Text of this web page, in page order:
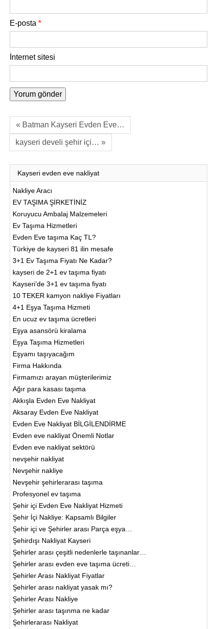
E-posta *
İnternet sitesi
« Batman Kayseri Evden Eve…
kayseri develi şehir içi… »
Kayseri evden eve nakliyat
Nakliye Aracı
EV TAŞIMA ŞİRKETİNİZ
Koruyucu Ambalaj Malzemeleri
Ev Taşıma Hizmetleri
Evden Eve taşıma Kaç TL?
Türkiye de kayseri 81 ilin mesafe
3+1 Ev Taşıma Fiyatı Ne Kadar?
kayseri de 2+1 ev taşıma fiyatı
Kayseri’de 3+1 ev taşıma fiyatı
10 TEKER kamyon nakliye Fiyatları
4+1 Eşya Taşıma Hizmeti
En ucuz ev taşıma ücretleri
Eşya asansörü kiralama
Eşya Taşıma Hizmetleri
Eşyamı taşıyacağım
Firma Hakkında
Firmamızı arayan müşterilerimiz
Ağır para kasası taşıma
Akkışla Evden Eve Nakliyat
Aksaray Evden Eve Nakliyat
Evden Eve Nakliyat BİLGİLENDİRME
Evden eve nakliyat Önemli Notlar
Evden eve nakliyat sektörü
nevşehir nakliyat
Nevşehir nakliye
Nevşehir şehirlerarası taşıma
Profesyonel ev taşıma
Şehir içi Evden Eve Nakliyat Hizmeti
Şehir İçi Nakliye: Kapsamlı Bilgiler
Şehir içi ve Şehirler arası Parça eşya…
Şehirdışı Nakliyat Kayseri
Şehirler arası çeşitli nedenlerle taşınanlar…
Şehirler arası evden eve taşıma ücreti…
Şehirler Arası Nakliyat Fiyatlar
Şehirler arası nakliyat yasak mı?
Şehirler Arası Nakliye
Şehirler arası taşınma ne kadar
Şehirlerarası Nakliyat